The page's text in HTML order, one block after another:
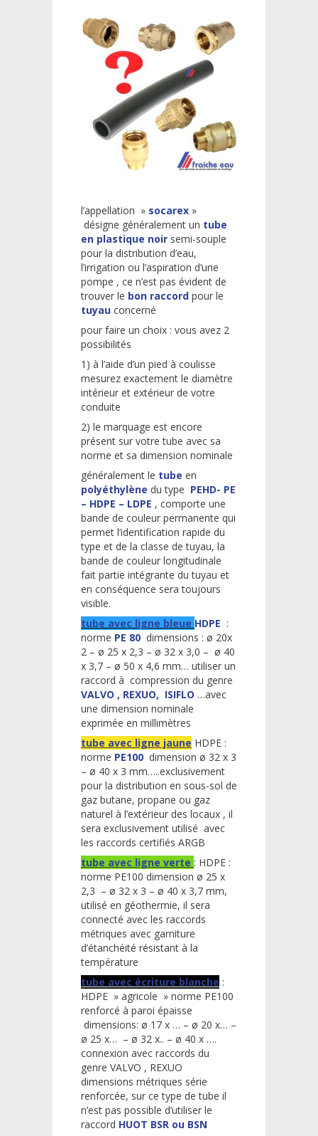
l’appellation » socarex »
désigne généralement un tube
en plastique noir semi-souple
pour la distribution d’eau,
l’irrigation ou l’aspiration d’une
pompe , ce n’est pas évident de
trouver le bon raccord pour le
tuyau concerné
pour faire un choix : vous avez 2
possibilités
1) à l’aide d’un pied à coulisse
mesurez exactement le diamètre
intérieur et extérieur de votre
conduite
2) le marquage est encore
présent sur votre tube avec sa
norme et sa dimension nominale
généralement le tube en
polyéthylène du type PEHD- PE
– HDPE – LDPE , comporte une
bande de couleur permanente qui
permet l’identification rapide du
type et de la classe de tuyau, la
bande de couleur longitudinale
fait partie intégrante du tuyau et
en conséquence sera toujours
visible.
tube avec ligne bleue HDPE :
norme PE 80 dimensions : ø 20x
2 – ø 25 x 2,3 – ø 32 x 3,0 – ø 40
x 3,7 – ø 50 x 4,6 mm… utiliser un
raccord à compression du genre
VALVO , REXUO, ISIFLO …avec
une dimension nominale
exprimée en millimètres
tube avec ligne jaune HDPE :
norme PE100 dimension ø 32 x 3
– ø 40 x 3 mm…..exclusivement
pour la distribution en sous-sol de
gaz butane, propane ou gaz
naturel à l’extérieur des locaux , il
sera exclusivement utilisé avec
les raccords certifiés ARGB
tube avec ligne verte : HDPE :
norme PE100 dimension ø 25 x
2,3 – ø 32 x 3 – ø 40 x 3,7 mm,
utilisé en géothermie, il sera
connecté avec les raccords
métriques avec garniture
d’étanchéité résistant à la
température
tube avec écriture blanche :
HDPE » agricole » norme PE100
renforcé à paroi épaisse
dimensions: ø 17 x … – ø 20 x… –
ø 25 x… – ø 32 x.. – ø 40 x ….
connexion avec raccords du
genre VALVO , REXUO
dimensions métriques série
renforcée, sur ce type de tube il
n’est pas possible d’utiliser le
raccord HUOT BSR ou BSN